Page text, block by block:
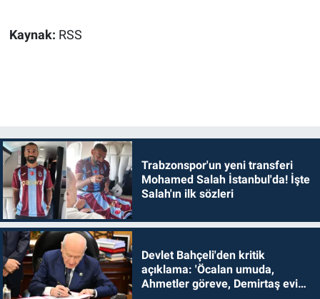
Kaynak: RSS
Trabzonspor'un yeni transferi
Mohamed Salah İstanbul'da! İşte
Salah'ın ilk sözleri
Devlet Bahçeli'den kritik
açıklama: 'Öcalan umuda,
Ahmetler göreve, Demirtaş evine